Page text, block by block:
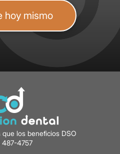
hoy mismo
que los beneficios DSO
487-4757